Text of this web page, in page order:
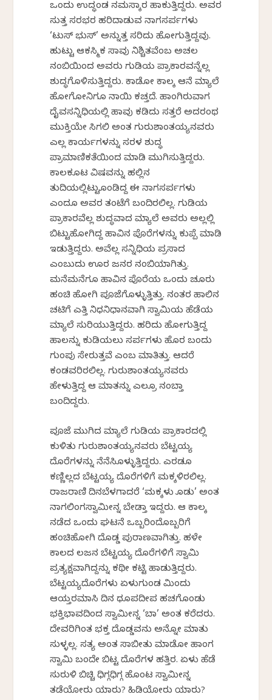
ಒಂದು ಉದ್ಧಂಡ ನಮಸ್ಕಾರ ಹಾಕುತ್ತಿದ್ದರು. ಅವರ
ಸುತ್ತ ಸರಭರ ಹರಿದಾಡುವ ನಾಗಸರ್ಪಗಳು
‘ಟುಸ್ ಭುಸ್’ ಅನ್ನುತ್ತ ಸರಿದು ಹೋಗುತ್ತಿದ್ದವು.
ಹುಟ್ಟು ಆಕಸ್ಮಿಕ ಸಾವು ನಿಶ್ಚಿತವೆಂಬ ಅಚಲ
ನಂಬಿಕೆಯಿಂದ ಅವರು ಗುಡಿಯ ಪ್ರಾಕಾರವನ್ನೆಲ್ಲ
ಶುದ್ಧಗೊಳಿಸುತ್ತಿದ್ದರು. ಕಾಡೋ ಕಾಲಕ್ಕೆ ಆನೆ ಮ್ಯಾಲೆ
ಹೋಗೋನಿಗೂ ನಾಯಿ ಕಚ್ತದೆ. ಹಾಂಗಿರುವಾಗ
ದೈವಸನ್ನಿಧಿಯಲ್ಲಿ ಹಾವು ಕಡಿದು ಸತ್ತರೆ ಅದರಂಥ
ಮುಕ್ತಿಯೇ ಸಿಗಲಿ ಅಂತ ಗುರುಶಾಂತಯ್ಯನವರು
ಎಲ್ಲ ಕಾರ್ಯಗಳನ್ನು ಸರಳ ಶುದ್ಧ
ಪ್ರಾಮಾಣಿಕತೆಯಿಂದ ಮಾಡಿ ಮುಗಿಸುತ್ತಿದ್ದರು.
ಕಾಲಕೂಟ ವಿಷವನ್ನು ಹಲ್ಲಿನ
ತುದಿಯಲ್ಲಿಟ್ಟುಕೊಂಡಿದ್ದ ಈ ನಾಗಸರ್ಪಗಳು
ಎಂದೂ ಅವರ ತಂಟೆಗೆ ಬಂದಿರಲಿಲ್ಲ. ಗುಡಿಯ
ಪ್ರಾಕಾರವೆಲ್ಲ ಶುದ್ಧವಾದ ಮ್ಯಾಲೆ ಅವರು ಅಲ್ಲಲ್ಲಿ
ಬಿಟ್ಟುಹೋಗಿದ್ದ ಹಾವಿನ ಪೊರೆಗಳನ್ನು ಕುಪ್ಪೆ ಮಾಡಿ
ಇಡುತ್ತಿದ್ದರು. ಅವೆಲ್ಲ ಸನ್ನಿಧಿಯ ಪ್ರಸಾದ
ಎಂಬುದು ಊರ ಜನರ ನಂಬಿಕೆಯಾಗಿತ್ತು.
ಮನೆಮನೆಗೂ ಹಾವಿನ ಪೊರೆಯ ಒಂದು ಚೂರು
ಹಂಚಿ ಹೋಗಿ ಪೂಜೆಗೊಳ್ಳುತ್ತಿತ್ತು. ನಂತರ ಹಾಲಿನ
ಚಟಿಗೆ ಎತ್ತಿ ನಿಧನಿಧಾನವಾಗಿ ಸ್ವಾಮಿಯ ಹೆಡೆಯ
ಮ್ಯಾಲೆ ಸುರಿಯುತ್ತಿದ್ದರು. ಹರಿದು ಹೋಗುತ್ತಿದ್ದ
ಹಾಲನ್ನು ಕುಡಿಯಲು ಸರ್ಪಗಳು ಹೊರ ಬಂದು
ಗುಂಪು ಸೇರುತ್ತವೆ ಎಂಬ ಮಾತಿತ್ತು. ಆದರೆ
ಕಂಡವರಿರಲಿಲ್ಲ. ಗುರುಶಾಂತಯ್ಯನವರು
ಹೇಳುತ್ತಿದ್ದ ಆ ಮಾತನ್ನು ಎಲ್ರೂ ನಂಬ್ತಾ
ಬಂದಿದ್ದರು.
ಪೂಜೆ ಮುಗಿದ ಮ್ಯಾಲೆ ಗುಡಿಯ ಪ್ರಾಕಾರದಲ್ಲಿ
ಕುಳಿತು ಗುರುಶಾಂತಯ್ಯನವರು ಬೆಟ್ಟಯ್ಯ
ದೊರೆಗಳನ್ನು ನೆನೆಸಿಕೊಳ್ಳುತ್ತಿದ್ದರು. ಎರಡೂ
ಕಣ್ಣಿಲ್ಲದ ಬೆಟ್ಟಯ್ಯ ದೊರೆಗಳಿಗೆ ಮಕ್ಕಳಿರಲಿಲ್ಲ.
ರಾಜರಾಣಿ ದಿನಬೆಳಗಾದರೆ ‘ಮಕ್ಕಳು ಕೊಡು’ ಅಂತ
ನಾಗಲಿಂಗಸ್ವಾಮೀನ್ನ ಬೇಡ್ತಾ ಇದ್ದರು. ಆ ಕಾಲಕ್ಕೆ
ನಡೆದ ಒಂದು ಘಟನೆ ಒಬ್ಬರಿಂದೊಬ್ಬರಿಗೆ
ಹಂಚಿಹೋಗಿ ದೊಡ್ಡ ಪುರಾಣವಾಗಿತ್ತು. ಹಳೇ
ಕಾಲದ ಕೆಲಜನ ಬೆಟ್ಟಯ್ಯ ದೊರೆಗಳಿಗೆ ಸ್ವಾಮಿ
ಪ್ರತ್ಯಕ್ಷವಾಗಿದ್ದನ್ನು ಕಥೀ ಕಟ್ಟಿ ಹಾಡುತ್ತಿದ್ದರು.
ಬೆಟ್ಟಯ್ಯದೊರೆಗಳು ಏಳುಗುಂಡ ಮಿಂದು
ಆಯ್ತರಮಾಸಿ ದಿನ ಧೂಪದೀಪ ಹಚಗೊಂಡು
ಭಕ್ತಿಭಾವದಿಂದ ಸ್ವಾಮೀನ್ನ ‘ಬಾ’ ಅಂತ ಕರೆದರು.
ದೇವರಿಗಿಂತ ಭಕ್ತ ದೊಡ್ಡವನು ಅನ್ನೋ ಮಾತು
ಸುಳ್ಳಲ್ಲ. ಸತ್ಯ ಅಂತ ಸಾಬೀತು ಮಾಡೋ ಹಾಂಗ
ಸ್ವಾಮಿ ಬಂದೇ ಬಿಟ್ಟ ದೊರೆಗಳ ಹತ್ತಿರ. ಏಳು ಹೆಡೆ
ಸುರುಳಿ ಬಿಚ್ಚಿ ಧಿಗ್ಗಧಿಗ್ಗ ಹೊಂಟ ಸ್ವಾಮೀನ್ನ
ತಡೆಯೋರು ಯಾರು? ಹಿಡಿಯೋರು ಯಾರು?